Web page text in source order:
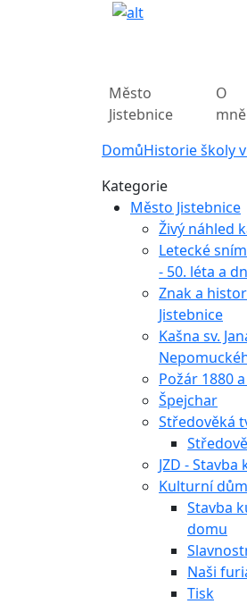
Město
Jistebnice
O
mně
DomůHistorie školy
Kategorie
Město Jistebnice
Živý náhled
Letecké
- 50. léta a
Znak a
Jistebnice
Kašna sv.
Požár 1880
Špejchar
Středověká
JZD - Stavba
Kulturní dům
Stavba
domu
Naši
Tisk